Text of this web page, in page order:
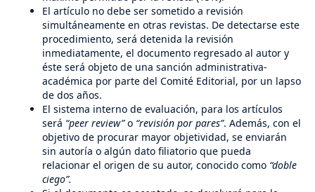
El artículo no debe ser sometido a revisión
simultáneamente en otras revistas. De detectarse este
procedimiento, será detenida la revisión
inmediatamente, el documento regresado al autor y
éste será objeto de una sanción administrativa-
académica por parte del Comité Editorial, por un lapso
de dos años.
El sistema interno de evaluación, para los artículos
será “peer review”o “revisión por pares”. Además, con el
objetivo de procurar mayor objetividad, se enviarán
sin autoría o algún dato filiatorio que pueda
relacionar el origen de su autor, conocido como “doble
ciego”.